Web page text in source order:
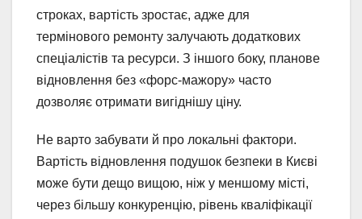
строках, вартість зростає, адже для
термінового ремонту залучають додаткових
спеціалістів та ресурси. З іншого боку, планове
відновлення без «форс-мажору» часто
дозволяє отримати вигіднішу ціну.
Не варто забувати й про локальні фактори.
Вартість відновлення подушок безпеки в Києві
може бути дещо вищою, ніж у меншому місті,
через більшу конкуренцію, рівень кваліфікації